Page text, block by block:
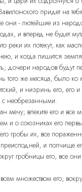
придет на
- лютейшие из
и вперед не будет
их потекут, как
и когда лишится
дочери народов будут
того же месяца, было ко
и низринь его,
необрезанными.
мечу; влеките его и все
и о союзниках его
гробы их, все
и полчище
гробницы его, все
множеством его;